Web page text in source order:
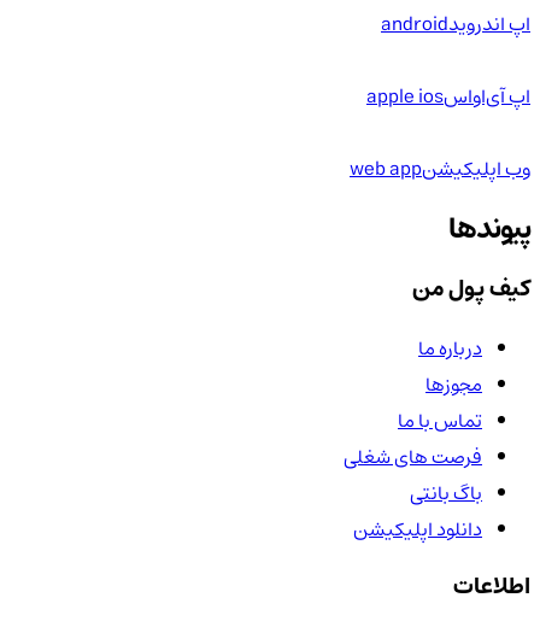
اپ اندرویدandroid
اپ آی‌او‌اسapple ios
وب اپلیکیشنweb app
پیوندها
کیف پول من
درباره ما
مجوزها
تماس با ما
فرصت های شغلی
باگ بانتی
دانلود اپلیکیشن
اطلاعات